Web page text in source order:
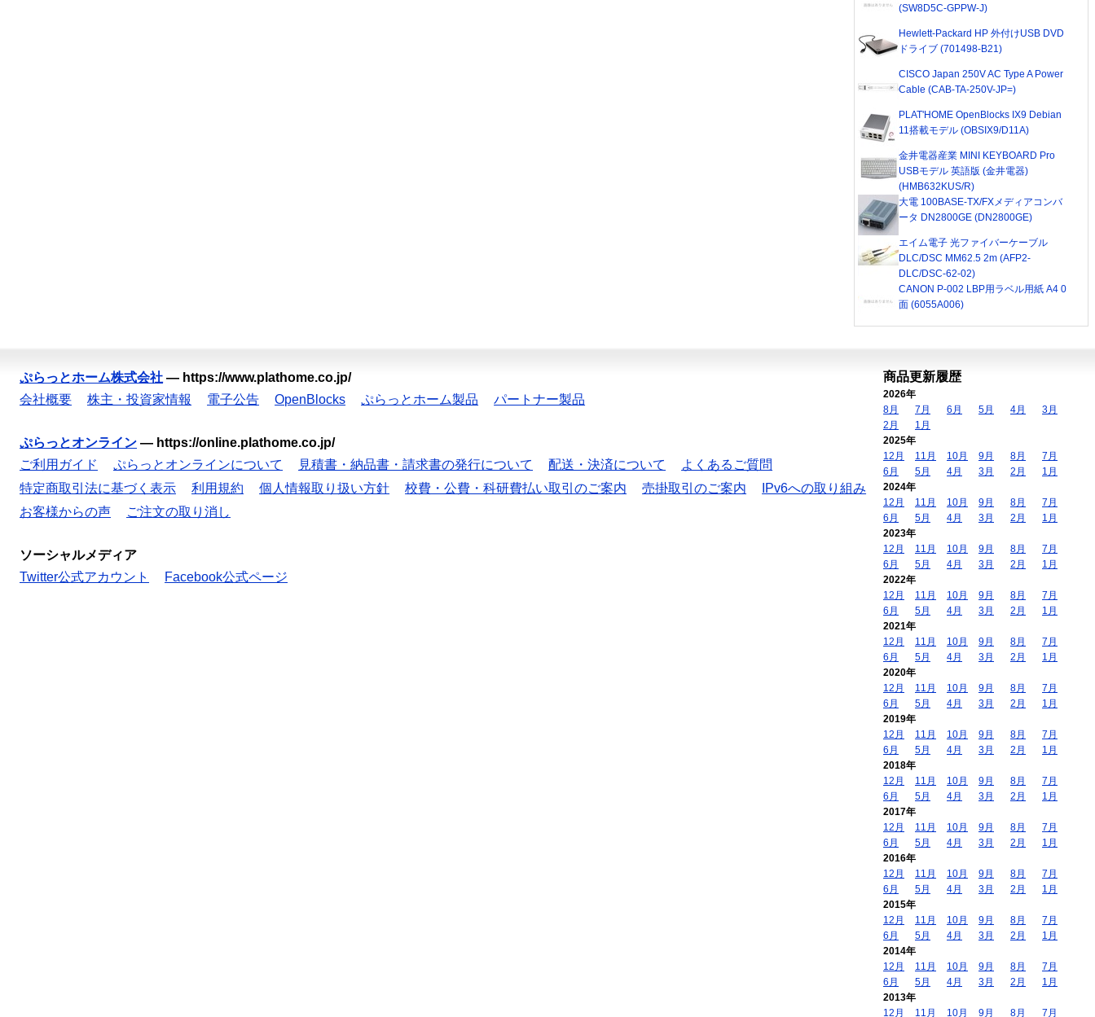
(SW8D5C-GPPW-J)
Hewlett-Packard HP 外付けUSB DVD
ドライブ (701498-B21)
CISCO Japan 250V AC Type A Power
Cable (CAB-TA-250V-JP=)
PLAT'HOME OpenBlocks IX9 Debian
11搭載モデル (OBSIX9/D11A)
金井電器産業 MINI KEYBOARD Pro
USBモデル 英語版 (金井電器)
(HMB632KUS/R)
大電 100BASE-TX/FXメディアコンバ
ータ DN2800GE (DN2800GE)
エイム電子 光ファイバーケーブル
DLC/DSC MM62.5 2m (AFP2-
DLC/DSC-62-02)
CANON P-002 LBP用ラベル用紙 A4 0
面 (6055A006)
ぷらっとホーム株式会社 — https://www.plathome.co.jp/
会社概要
株主・投資家情報 電子公告 OpenBlocks ぷらっとホーム製品 パートナー製品
ぷらっとオンライン — https://online.plathome.co.jp/
ご利用ガイド
ぷらっとオンラインについて 見積書・納品書・請求書の発行について 配送・決済について
よくあるご質問
特定商取引法に基づく表示
利用規約 個人情報取り扱い方針 校費・公費・科研費払い取引のご案内 売掛取引のご案内
IPv6への取り組み
お客様からの声
ご注文の取り消し
ソーシャルメディア
Twitter公式アカウント
Facebook公式ページ
商品更新履歴
2026年
8月
7月 6月 5月 4月
3月
2月
1月
2025年
12月
11月 10月 9月 8月
7月
6月
5月 4月 3月 2月
1月
2024年
12月
11月 10月 9月 8月
7月
6月
5月 4月 3月 2月
1月
2023年
12月
11月 10月 9月 8月
7月
6月
5月 4月 3月 2月
1月
2022年
12月
11月 10月 9月 8月
7月
6月
5月 4月 3月 2月
1月
2021年
12月
11月 10月 9月 8月
7月
6月
5月 4月 3月 2月
1月
2020年
12月
11月 10月 9月 8月
7月
6月
5月 4月 3月 2月
1月
2019年
12月
11月 10月 9月 8月
7月
6月
5月 4月 3月 2月
1月
2018年
12月
11月 10月 9月 8月
7月
6月
5月 4月 3月 2月
1月
2017年
12月
11月 10月 9月 8月
7月
6月
5月 4月 3月 2月
1月
2016年
12月
11月 10月 9月 8月
7月
6月
5月 4月 3月 2月
1月
2015年
12月
11月 10月 9月 8月
7月
6月
5月 4月 3月 2月
1月
2014年
12月
11月 10月 9月 8月
7月
6月
5月 4月 3月 2月
1月
2013年
12月
11月 10月 9月 8月 7月